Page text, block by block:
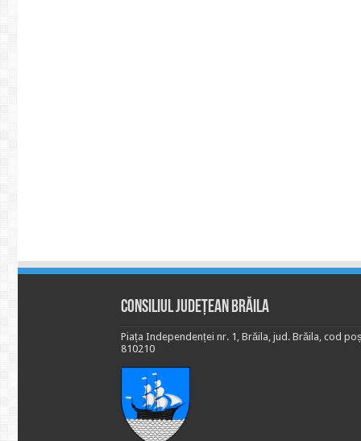
Consiliul Județean Brăila
Piața Independenței nr. 1, Brăila, jud. Brăila, cod
810210